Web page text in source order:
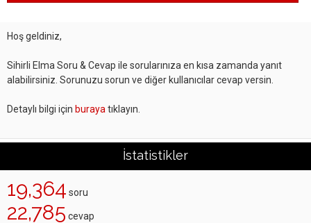
Hoş geldiniz,
Sihirli Elma Soru & Cevap ile sorularınıza en kısa zamanda yanıt
alabilirsiniz. Sorunuzu sorun ve diğer kullanıcılar cevap versin.
Detaylı bilgi için buraya tıklayın.
İstatistikler
19,364 soru
22,785 cevap